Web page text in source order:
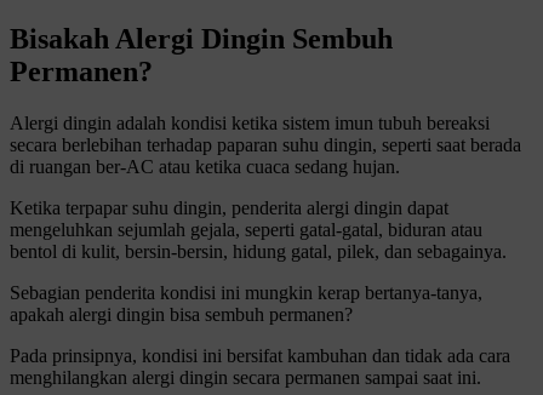
Bisakah Alergi Dingin Sembuh
Permanen?
Alergi dingin adalah kondisi ketika sistem imun tubuh bereaksi
secara berlebihan terhadap paparan suhu dingin, seperti saat berada
di ruangan ber-AC atau ketika cuaca sedang hujan.
Ketika terpapar suhu dingin, penderita alergi dingin dapat
mengeluhkan sejumlah gejala, seperti gatal-gatal, biduran atau
bentol di kulit, bersin-bersin, hidung gatal, pilek, dan sebagainya.
Sebagian penderita kondisi ini mungkin kerap bertanya-tanya,
apakah alergi dingin bisa sembuh permanen?
Pada prinsipnya, kondisi ini bersifat kambuhan dan tidak ada cara
menghilangkan alergi dingin secara permanen sampai saat ini.